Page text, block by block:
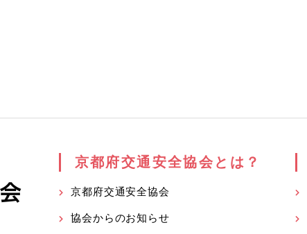
京都府交通安全協会とは？
京都府交通安全協会
協会からのお知らせ